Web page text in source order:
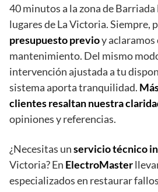
40 minutos a la zona de
lugares de La Victoria. Siempre,
presupuesto previoy aclaramos
mantenimiento. Del mismo
intervención ajustada a tu
sistema aporta tranquilidad.
clientes resaltan nuestra
opiniones y referencias.
¿Necesitas unservicio técnico
Victoria? En ElectroMaster
especializados en restaurar